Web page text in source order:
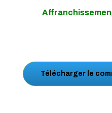
Télécharger le